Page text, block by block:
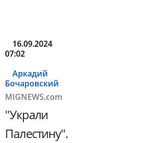
16.09.2024
07:02
Аркадий
Бочаровский
MIGNEWS.com
"Украли
Палестину".